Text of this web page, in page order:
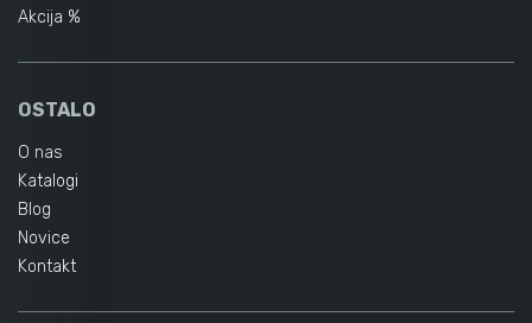
Akcija %
OSTALO
O nas
Katalogi
Blog
Novice
Kontakt